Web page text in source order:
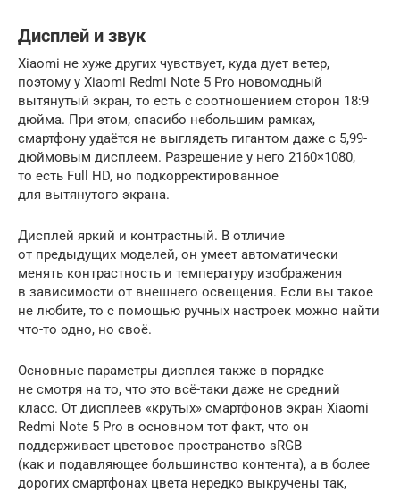
Дисплей и звук
Xiaomi не хуже других чувствует, куда дует ветер,
поэтому у Xiaomi Redmi Note 5 Pro новомодный
вытянутый экран, то есть с соотношением сторон 18:9
дюйма. При этом, спасибо небольшим рамках,
смартфону удаётся не выглядеть гигантом даже с 5,99-
дюймовым дисплеем. Разрешение у него 2160×1080,
то есть Full HD, но подкорректированное
для вытянутого экрана.
Дисплей яркий и контрастный. В отличие
от предыдущих моделей, он умеет автоматически
менять контрастность и температуру изображения
в зависимости от внешнего освещения. Если вы такое
не любите, то с помощью ручных настроек можно найти
что-то одно, но своё.
Основные параметры дисплея также в порядке
не смотря на то, что это всё-таки даже не средний
класс. От дисплеев «крутых» смартфонов экран Xiaomi
Redmi Note 5 Pro в основном тот факт, что он
поддерживает цветовое пространство sRGB
(как и подавляющее большинство контента), а в более
дорогих смартфонах цвета нередко выкручены так,